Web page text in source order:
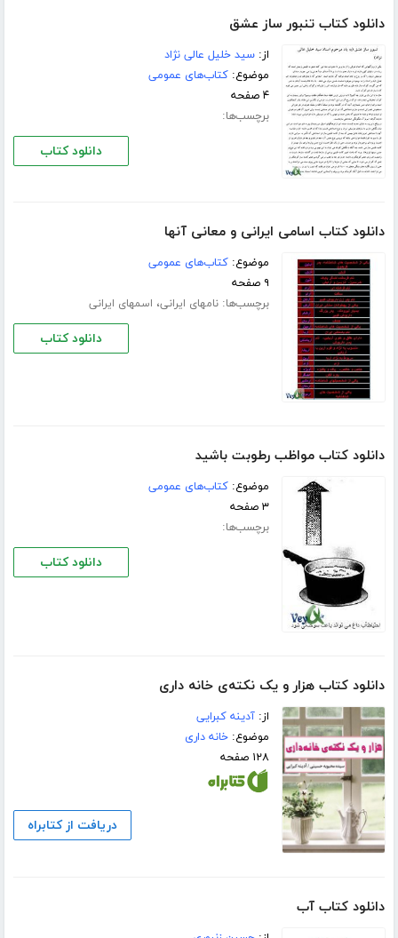
دانلود کتاب تنبور ساز عشق
از:سید خلیل عالی نژاد
موضوع:کتاب‌های عمومی
۴ صفحه
برچسب‌ها:
دانلود کتاب
دانلود کتاب اسامی ایرانی و معانی آنها
موضوع:کتاب‌های عمومی
۹ صفحه
برچسب‌ها:نامهای ایرانی، اسمهای ایرانی
دانلود کتاب
دانلود کتاب مواظب رطوبت باشید
موضوع:کتاب‌های عمومی
۳ صفحه
برچسب‌ها:
دانلود کتاب
دانلود کتاب هزار و یک نکته‌ی خانه داری
از:آدینه کبرایی
موضوع:خانه داری
۱۲۸ صفحه
دریافت از کتابراه
دانلود کتاب آب